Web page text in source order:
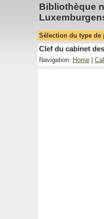
Bibliothèque
Sélection du type de
Clef du cabinet
Navigation: Home|